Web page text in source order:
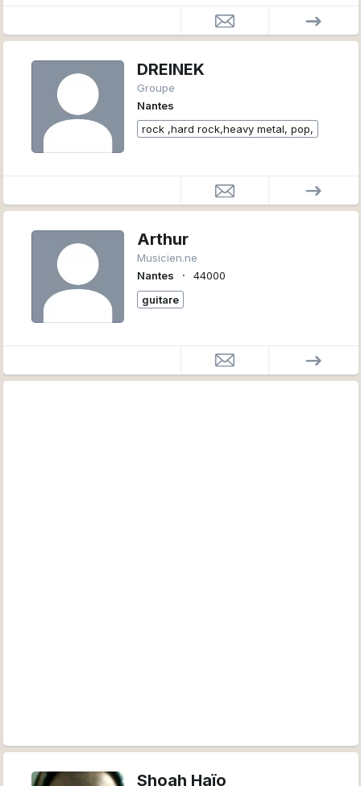
DREINEK
Groupe
Nantes
rock ,hard rock,heavy metal, pop,
Arthur
Musicien.ne
Nantes
∙
44000
guitare
Shoah Haïo